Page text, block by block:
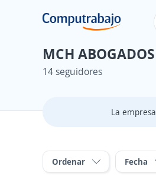
MCH ABOGADOS
14 seguidores
La empresa
Ordenar Fecha